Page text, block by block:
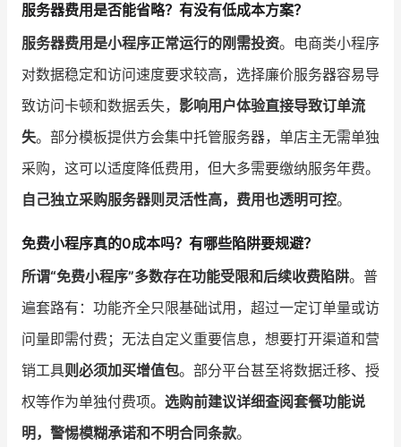
服务器费用是否能省略？有没有低成本方案？
服务器费用是小程序正常运行的刚需投资。电商类小程序
对数据稳定和访问速度要求较高，选择廉价服务器容易导
致访问卡顿和数据丢失， 影响用户体验直接导致订单流
失。部分模板提供方会集中托管服务器，单店主无需单独
采购，这可以适度降低费用，但大多需要缴纳服务年费。
自己独立采购服务器则灵活性高，费用也透明可控。
免费小程序真的0成本吗？有哪些陷阱要规避？
所谓“免费小程序”多数存在功能受限和后续收费陷阱。普
遍套路有：功能齐全只限基础试用，超过一定订单量或访
问量即需付费；无法自定义重要信息，想要打开渠道和营
销工具则必须加买增值包。部分平台甚至将数据迁移、授
权等作为单独付费项。 选购前建议详细查阅套餐功能说
明，警惕模糊承诺和不明合同条款。